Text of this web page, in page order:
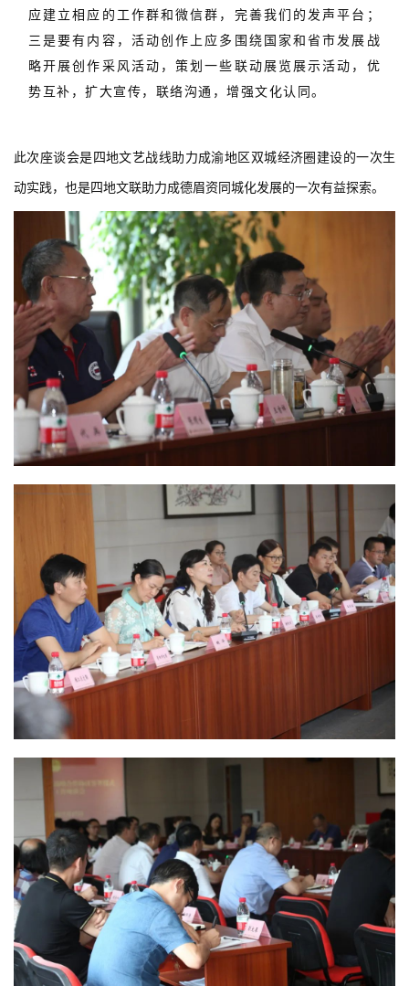
应建立相应的工作群和微信群，完善我们的发声平台；
三是要有内容，活动创作上应多围绕国家和省市发展战
略开展创作采风活动，策划一些联动展览展示活动， 优
势互补， 扩大宣传，联络沟通， 增强文化认同。
此次座谈会是四地文艺战线助力成渝地区双城经济圈建设的一次生
动实践，也是四地文联助力成德眉资同城化发展的一次有益探索。